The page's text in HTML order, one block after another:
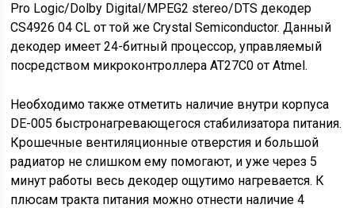
Pro Logic/Dolby Digital/MPEG2 stereo/DTS декодер
CS4926 04 CL от той же Crystal Semiconductor. Данный
декодер имеет 24-битный процессор, управляемый
посредством микроконтроллера AT27C0 от Atmel.
Необходимо также отметить наличие внутри корпуса
DE-005 быстронагревающегося стабилизатора питания.
Крошечные вентиляционные отверстия и большой
радиатор не слишком ему помогают, и уже через 5
минут работы весь декодер ощутимо нагревается. К
плюсам тракта питания можно отнести наличие 4